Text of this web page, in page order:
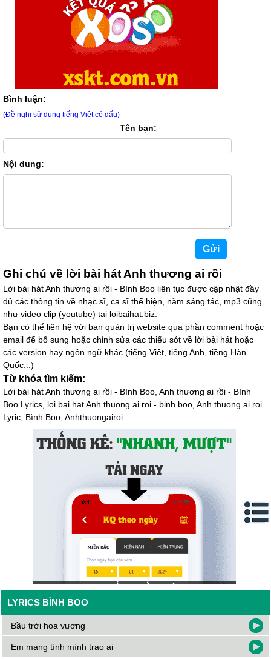
Bình luận:
(Đề nghị sử dụng tiếng Việt có dấu)
Tên bạn:
Nội dung:
Ghi chú về lời bài hát Anh thương ai rồi
Lời bài hát Anh thương ai rồi - Bình Boo liên tục được cập nhật đầy
đủ các thông tin về nhạc sĩ, ca sĩ thể hiện, năm sáng tác, mp3 cũng
như video clip (youtube) tại loibaihat.biz.
Bạn có thể liên hệ với ban quản trị website qua phần comment hoặc
email để bổ sung hoặc chỉnh sửa các thiếu sót về lời bài hát hoặc
các version hay ngôn ngữ khác (tiếng Việt, tiếng Anh, tiềng Hàn
Quốc...)
Từ khóa tìm kiếm:
Lời bài hát Anh thương ai rồi - Bình Boo, Anh thương ai rồi - Bình
Boo Lyrics, loi bai hat Anh thuong ai roi - binh boo, Anh thuong ai roi
Lyric, Bình Boo, Anhthuongairoi
LYRICS BÌNH BOO
Bầu trời hoa vương
Em mang tình mình trao ai